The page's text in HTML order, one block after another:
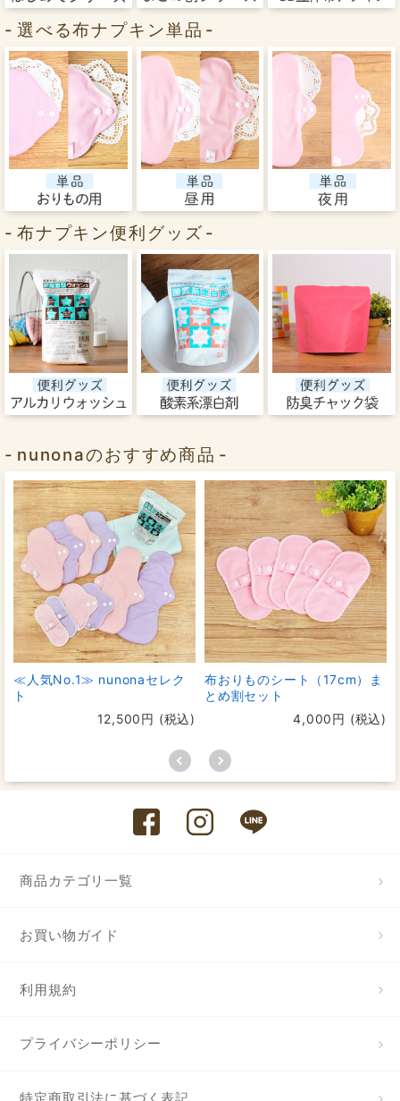
選べる布ナプキン単品
布ナプキン便利グッズ
nunonaのおすすめ商品
≪人気No.1≫ nunonaセレク
ト
12,500円 (税込)
布おりものシート（17cm）ま
とめ割セット
4,000円 (税込)
商品カテゴリ一覧
お買い物ガイド
利用規約
プライバシーポリシー